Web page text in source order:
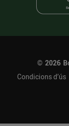
© 2026
Condicions d’ús